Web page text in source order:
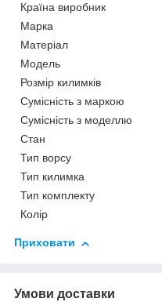
Країна виробник
Марка
Матеріал
Модель
Розмір килимків
Сумісність з маркою
Сумісність з моделлю
Стан
Тип ворсу
Тип килимка
Тип комплекту
Колір
Приховати
Умови доставки